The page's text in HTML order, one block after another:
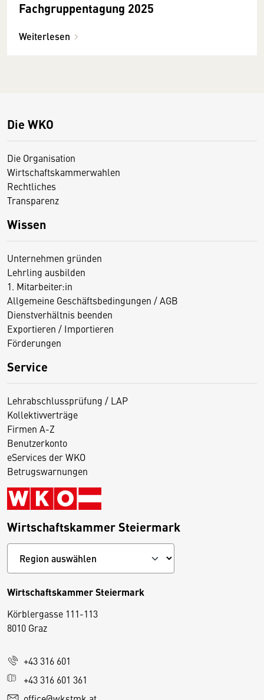
Fachgruppentagung 2025
Weiterlesen
Die WKO
Die Organisation
Wirtschaftskammerwahlen
Rechtliches
Transparenz
Wissen
Unternehmen gründen
Lehrling ausbilden
1. Mitarbeiter:in
Allgemeine Geschäftsbedingungen / AGB
Dienstverhältnis beenden
Exportieren / Importieren
Förderungen
Service
Lehrabschlussprüfung / LAP
Kollektivverträge
Firmen A-Z
Benutzerkonto
eServices der WKO
Betrugswarnungen
Wirtschaftskammer Steiermark
Wirtschaftskammer Steiermark
Körblergasse 111-113
8010 Graz
+43 316 601
+43 316 601 361
D
i
s
e
S